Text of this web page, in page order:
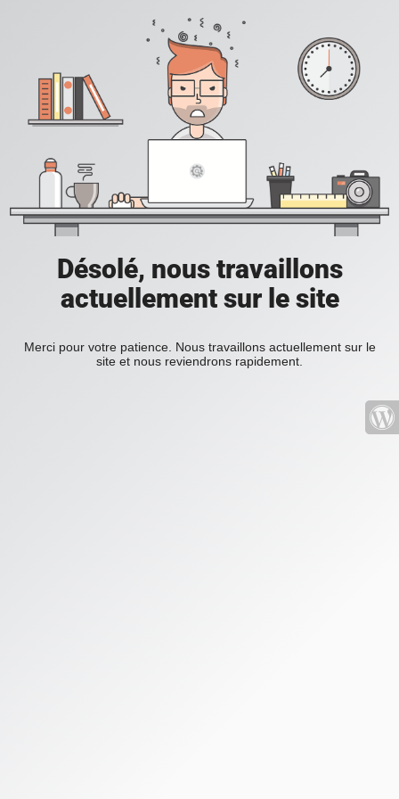
Désolé, nous travaillons
actuellement sur le site
Merci pour votre patience. Nous travaillons actuellement sur le
site et nous reviendrons rapidement.